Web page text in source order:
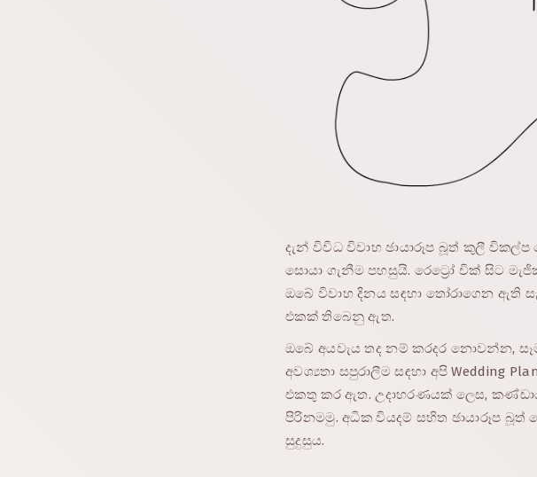
දැන් විවිධ විවාහ ඡායාරූප බූත් කුලී
සොයා ගැනීම පහසුයි. රෙට්‍රෝ චික් සිට
ඔබේ විවාහ දිනය සඳහා තෝරාගෙන ඇති
එකක් තිබෙනු ඇත.
ඔබේ අයවැය තද නම් කරදර නොවන්න,
අවශ්‍යතා සපුරාලීම සඳහා අපි Wedding
එකතු කර ඇත. උදාහරණයක් ලෙස,
පිරිනමමු. අධික වියදම් සහිත ඡායාරූප
සුදුසුය.